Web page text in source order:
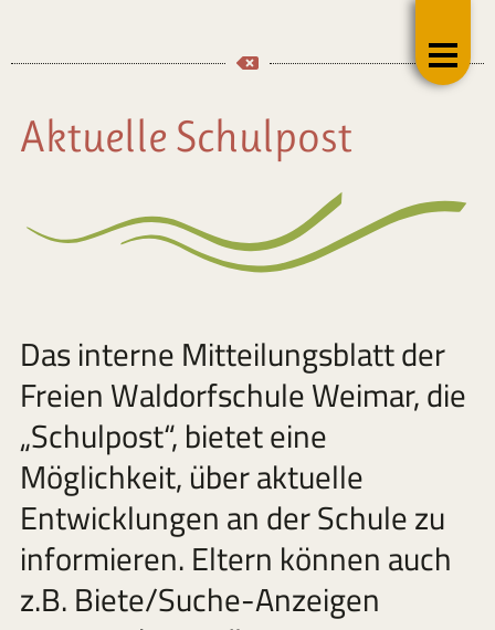
Aktuelle Schulpost
Das interne Mitteilungsblatt der
Freien Waldorfschule Weimar, die
„Schulpost“, bietet eine
Möglichkeit, über aktuelle
Entwicklungen an der Schule zu
informieren. Eltern können auch
z.B. Biete/Suche-Anzeigen